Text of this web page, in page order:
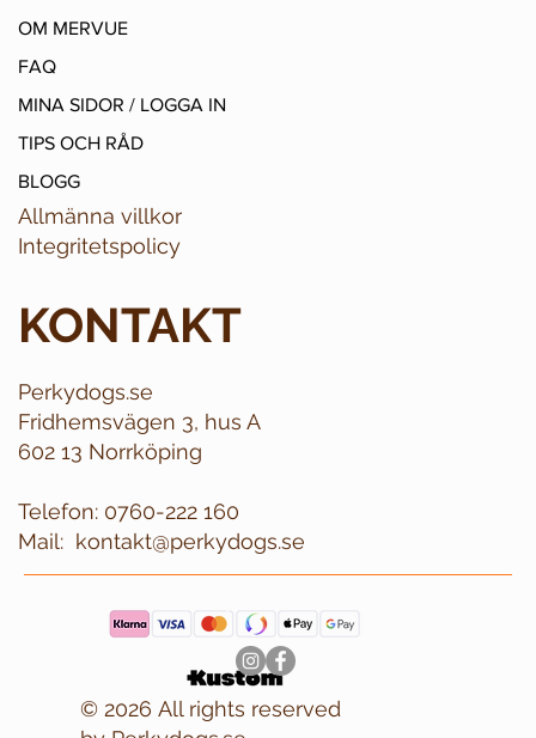
OM MERVUE
FAQ
MINA SIDOR / LOGGA IN
TIPS OCH RÅD
BLOGG
Allmänna villkor
Integritetspolicy
KONTAKT
Perkydogs.se
Fridhemsvägen 3, hus A
602 13 Norrköping
Telefon: 0760-222 160
kontakt@perkydogs.se
Mail:
© 2026 All rights reserved